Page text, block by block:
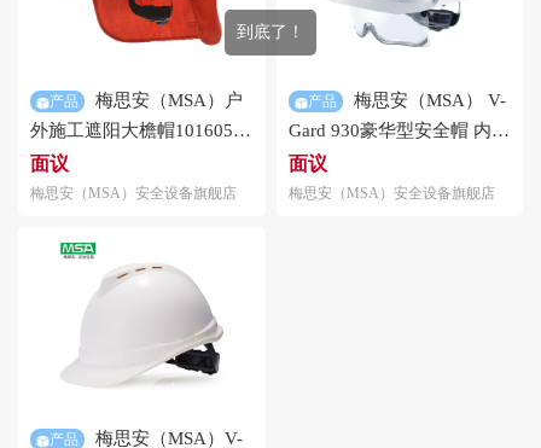
产品
外施工遮阳大檐帽10160598
配V-Gard系列
内径长24cm宽19cm
面议
梅思安（MSA）安全设备旗舰店
产品
Gard 930豪华型安全帽内置
护眼罩 防静电 白色 反光条
面议
梅思安（MSA）安全设备旗舰店
产品
到底了！